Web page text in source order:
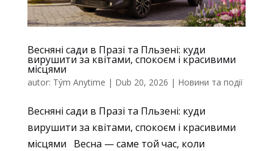
Весняні сади в Празі та Пльзені: куди
вирушити за квітами, спокоєм і красивими
місцями
autor: Tým Anytime | Dub 20, 2026 | Новини та події
Весняні сади в Празі та Пльзені: куди
вирушити за квітами, спокоєм і красивими
місцями Весна — саме той час, коли